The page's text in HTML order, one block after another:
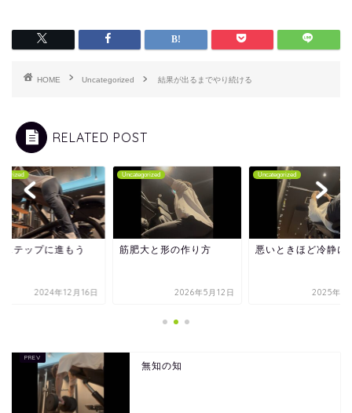
HOME Uncategorized 結果が出るまでやり続ける
RELATED POST
ステップに進もう
2024年12月16日
Uncategorized
筋肥大と形の作り方
2026年5月12日
Uncategorized
悪いときほど冷静に
2025年6
無知の知